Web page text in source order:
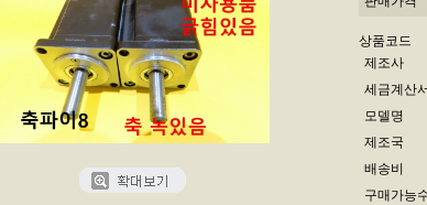
상품코드
제조사
세금계산서
모델명
제조국
배송비
구매가능